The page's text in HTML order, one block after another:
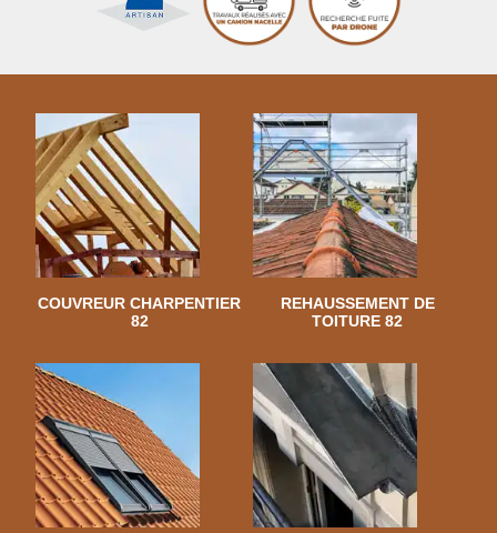
COUVREUR CHARPENTIER
82
REHAUSSEMENT DE
TOITURE 82